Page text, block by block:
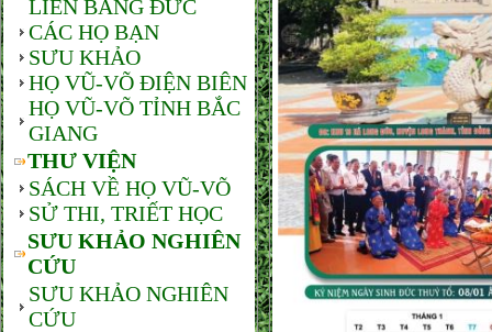
LIÊN BANG ĐỨC
CÁC HỌ BẠN
SƯU KHẢO
HỌ VŨ-VÕ ĐIỆN BIÊN
HỌ VŨ-VÕ TỈNH BẮC
GIANG
THƯ VIỆN
SÁCH VỀ HỌ VŨ-VÕ
SỬ THI, TRIẾT HỌC
SƯU KHẢO NGHIÊN
CỨU
SƯU KHẢO NGHIÊN
CỨU